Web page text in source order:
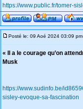
https://www.public.fr/tomer-
Posté le: 09 Aoé 2024 03:09 pm
« Il a le courage qu’on
Musk
https://www.sudinfo.be/
sisley-evoque-sa-fascination